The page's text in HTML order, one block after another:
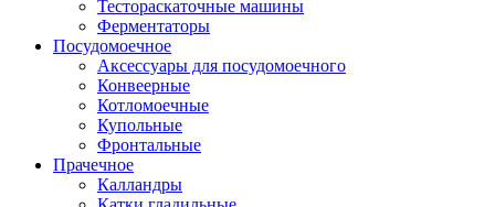
Тестораскаточные машины
Ферментаторы
Посудомоечное
Аксессуары для посудомоечного
Конвеерные
Котломоечные
Купольные
Фронтальные
Прачечное
Калландры